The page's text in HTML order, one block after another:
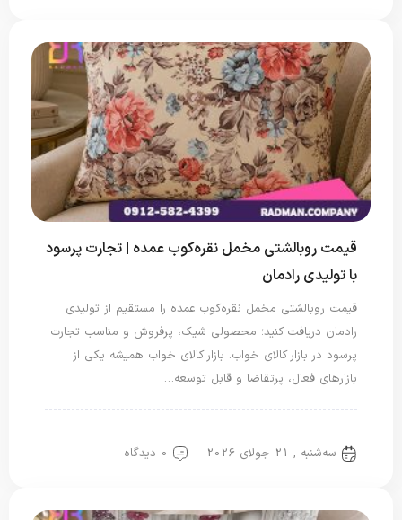
قیمت روبالشتی مخمل نقره‌کوب عمده | تجارت پرسود
با تولیدی رادمان
قیمت روبالشتی مخمل نقره‌کوب عمده را مستقیم از تولیدی
رادمان دریافت کنید؛ محصولی شیک، پرفروش و مناسب تجارت
پرسود در بازار کالای خواب. بازار کالای خواب همیشه یکی از
بازارهای فعال، پرتقاضا و قابل توسعه…
سه‌شنبه , 21 جولای 2026 0 دیدگاه